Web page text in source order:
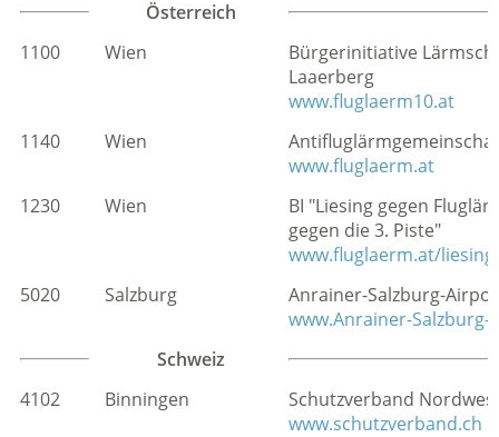
Österreich
1100
Wien
Bürgerinitiative
Laaerberg
www.fluglaerm10.at
1140
Wien
www.fluglaerm.at
1230
Wien
BI "Liesing gegen
gegen die 3. Piste"
www.fluglaerm.at/liesing
5020
Salzburg
Anrainer-Salzburg-
www.Anrainer-
Schweiz
4102
Binningen
Schutzverband
www.schutzverband.ch